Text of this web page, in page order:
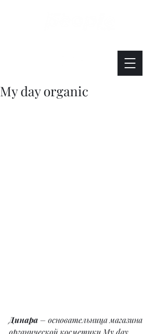
My day organic
Динара – основательница магазина
органической косметики My day